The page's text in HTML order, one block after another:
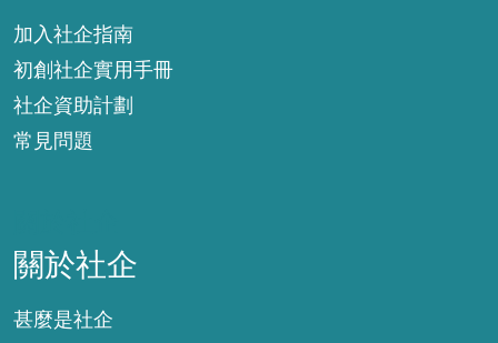
加入社企指南
初創社企實用手冊
社企資助計劃
常見問題
關於社企
甚麼是社企